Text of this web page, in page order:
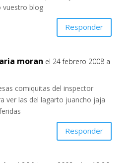
vuestro blog
Responder
moran el 24 febrero 2008 a
comiquitas del inspector
ver las del lagarto juancho jaja
Responder